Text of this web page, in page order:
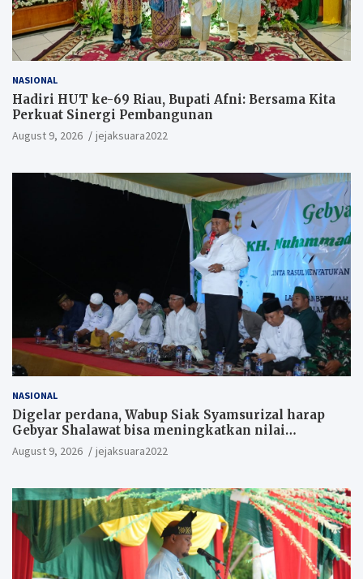
NASIONAL
Hadiri HUT ke-69 Riau, Bupati Afni: Bersama Kita
Perkuat Sinergi Pembangunan
August 9, 2026 jejaksuara2022
NASIONAL
Digelar perdana, Wabup Siak Syamsurizal harap
Gebyar Shalawat bisa meningkatkan nilai
keagamaan ditengah-tengah masyarakat.
August 9, 2026 jejaksuara2022